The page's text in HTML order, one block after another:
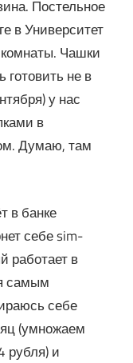
Постельное
в Университет
Чашки
не в
у нас
в
Думаю, там
в банке
себе sim-
работает в
самым
себе
(умножаем
рубля) и